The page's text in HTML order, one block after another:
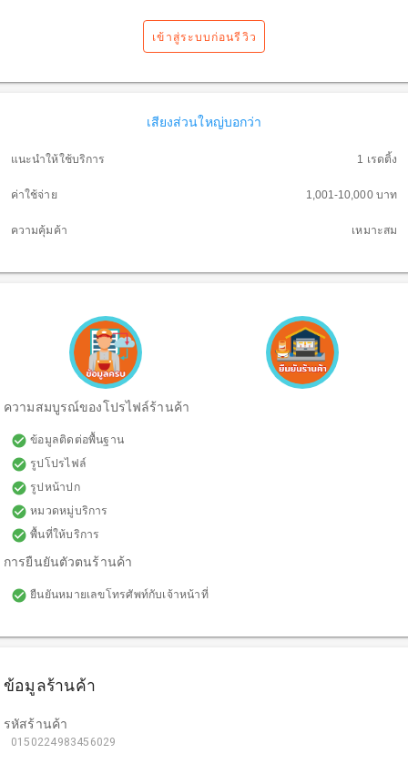
เข้าสู่ระบบก่อนรีวิว
เสียงส่วนใหญ่บอกว่า
แนะนำให้ใช้บริการ 1 เรดติ้ง
ค่าใช้จ่าย 1,001-10,000 บาท
ความคุ้มค้า เหมาะสม
ความสมบูรณ์ของโปรไฟล์ร้านค้า
check_circle ข้อมูลติดต่อพื้นฐาน
check_circle รูปโปรไฟล์
check_circle รูปหน้าปก
check_circle หมวดหมู่บริการ
check_circle พื้นที่ให้บริการ
การยืนยันตัวตนร้านค้า
check_circle ยืนยันหมายเลขโทรศัพท์กับเจ้าหน้าที่
ข้อมูลร้านค้า
รหัสร้านค้า
0150224983456029